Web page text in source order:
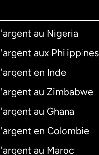
au Nigeria
aux Philippines
en Inde
au Zimbabwe
au Ghana
en Colombie
au Maroc